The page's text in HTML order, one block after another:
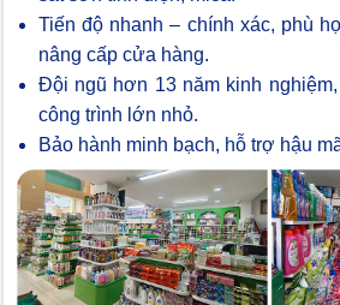
Tiến độ nhanh – chính xác, phù
nâng cấp cửa hàng.
Đội ngũ hơn 13 năm kinh
công trình lớn nhỏ.
Bảo hành minh bạch, hỗ trợ hậu